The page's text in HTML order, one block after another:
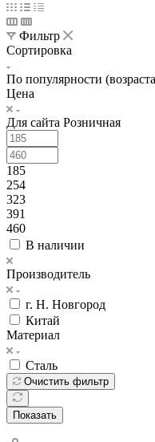
Фильтр
Сортировка
По популярности
Цена
Для сайта Розничная
185
254
323
391
460
В наличии
Производитель
г. Н. Новгород
Китай
Материал
Сталь
Очистить фильтр
Показать